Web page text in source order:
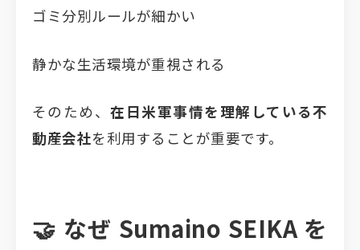
ゴミ分別ルールが細かい
静かな生活環境が重視される
そのため、在日米軍事情を理解している不
動産会社を利用することが重要です。
🤝 なぜ Sumaino SEIKAを